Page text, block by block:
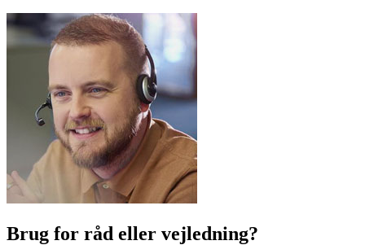
Brug for råd eller vejledning?